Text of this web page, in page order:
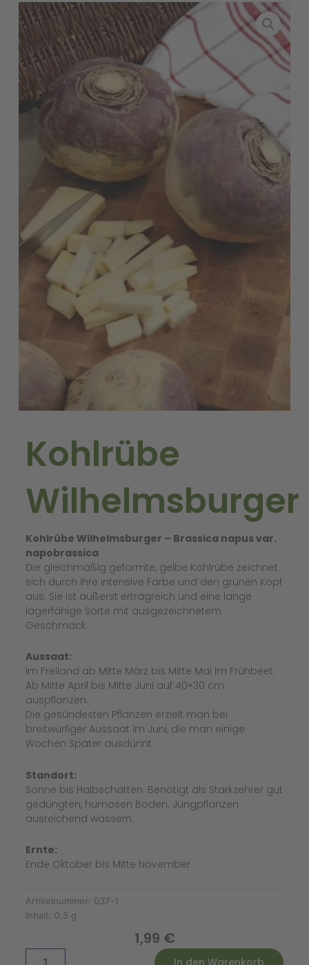
Kohlrübe
Wilhelmsburger
Kohlrübe Wilhelmsburger – Brassica napus var.
napobrassica
Die gleichmäßig geformte, gelbe Kohlrübe zeichnet
sich durch ihre intensive Farbe und den grünen Kopf
aus. Sie ist äußerst ertragreich und eine lange
lagerfähige Sorte mit ausgezeichnetem
Geschmack.
Aussaat:
Im Freiland ab Mitte März bis Mitte Mai im Frühbeet.
Ab Mitte April bis Mitte Juni auf 40×30 cm
auspflanzen.
Die gesündesten Pflanzen erzielt man bei
breitwürfiger Aussaat im Juni, die man einige
Wochen Später ausdünnt.
Standort:
Sonne bis Halbschatten. Benötigt als Starkzehrer gut
gedüngten, humosen Boden. Jungpflanzen
ausreichend wässern.
Ernte:
Ende Oktober bis Mitte November
Artikelnummer: 037-1
Inhalt: 0,5 g
1,99 €
Alternative: